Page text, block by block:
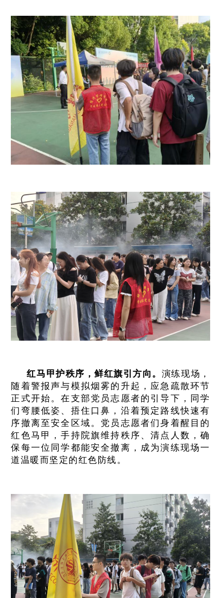
红马甲护秩序，鲜红旗引方向。 演练现场，
随着警报声与模拟烟雾的升起，应急疏散环节
正式开始。在支部党员志愿者的引导下，同学
们弯腰低姿、捂住口鼻，沿着预定路线快速有
序撤离至安全区域。党员志愿者们身着醒目的
红色马甲，手持院旗维持秩序、清点人数，确
保每一位同学都能安全撤离，成为演练现场一
道温暖而坚定的红色防线。